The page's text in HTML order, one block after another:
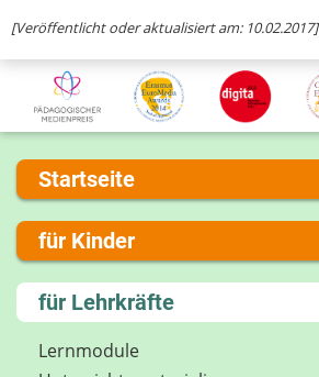
[Veröffentlicht oder aktualisiert am: 10.02.2017]
Startseite
Über uns
Presse
Kontakt
Impressum
Internet-ABC Sitemap
für Kinder
Lernen und Schule
Hobby und Freizeit
Spiel und Spaß
für Lehrkräfte
Lernmodule